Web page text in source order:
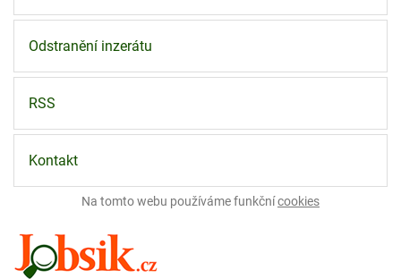
Odstranění inzerátu
RSS
Kontakt
Na tomto webu používáme funkčnícookies